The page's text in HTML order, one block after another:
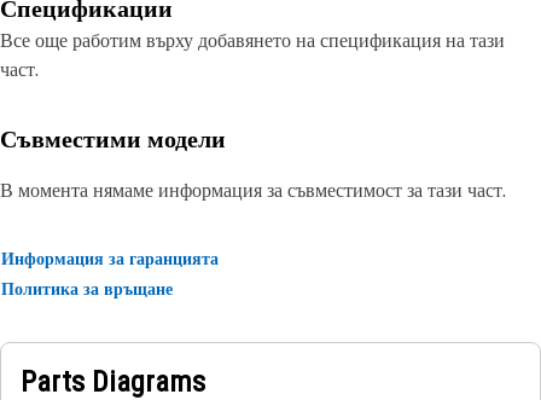
Спецификации
Все още работим върху добавянето на спецификация на тази
част.
Съвместими модели
В момента нямаме информация за съвместимост за тази част.
Информация за гаранцията
Политика за връщане
Parts Diagrams